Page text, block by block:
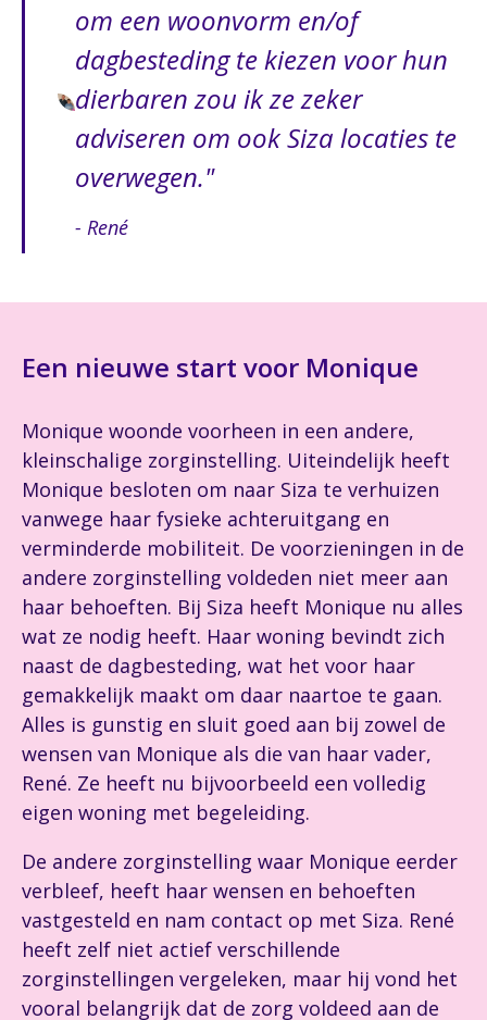
om een woonvorm en/of
dagbesteding te kiezen voor hun
dierbaren zou ik ze zeker
adviseren om ook Siza locaties te
overwegen.
- René
Een nieuwe start voor Monique
Monique woonde voorheen in een andere,
kleinschalige zorginstelling. Uiteindelijk heeft
Monique besloten om naar Siza te verhuizen
vanwege haar fysieke achteruitgang en
verminderde mobiliteit. De voorzieningen in de
andere zorginstelling voldeden niet meer aan
haar behoeften. Bij Siza heeft Monique nu alles
wat ze nodig heeft. Haar woning bevindt zich
naast de dagbesteding, wat het voor haar
gemakkelijk maakt om daar naartoe te gaan.
Alles is gunstig en sluit goed aan bij zowel de
wensen van Monique als die van haar vader,
René. Ze heeft nu bijvoorbeeld een volledig
eigen woning met begeleiding.
De andere zorginstelling waar Monique eerder
verbleef, heeft haar wensen en behoeften
vastgesteld en nam contact op met Siza. René
heeft zelf niet actief verschillende
zorginstellingen vergeleken, maar hij vond het
vooral belangrijk dat de zorg voldeed aan de